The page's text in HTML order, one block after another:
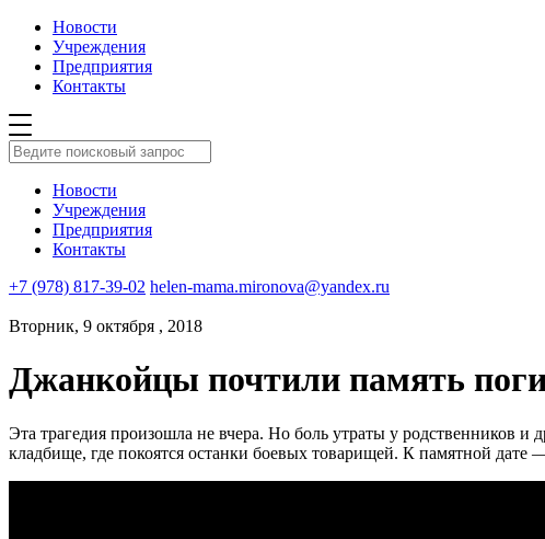
Новости
Учреждения
Предприятия
Контакты
Новости
Учреждения
Предприятия
Контакты
+7 (978) 817-39-02 helen-mama.mironova@yandex.ru
Вторник, 9 октября , 2018
Джанкойцы почтили память
Эта трагедия произошла не вчера. Но боль утраты у родственников
кладбище, где покоятся останки боевых товарищей. К памятной